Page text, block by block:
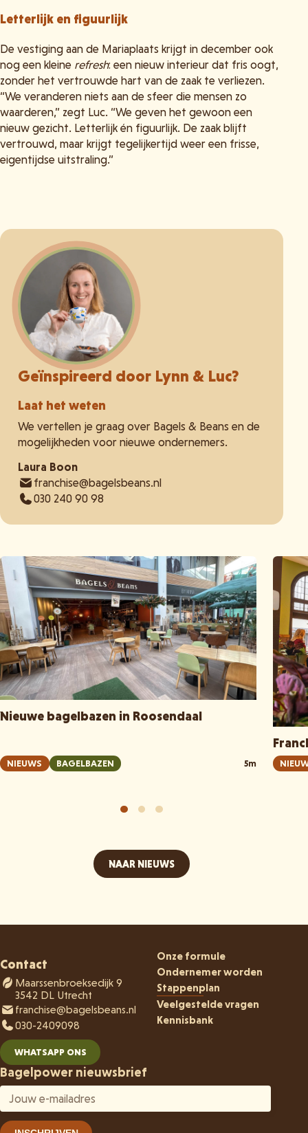
Letterlijk en figuurlijk
De vestiging aan de Mariaplaats krijgt in december ook
nog een kleine refresh: een nieuw interieur dat fris oogt,
zonder het vertrouwde hart van de zaak te verliezen.
“We veranderen niets aan de sfeer die mensen zo
waarderen,” zegt Luc. “We geven het gewoon een
nieuw gezicht. Letterlijk én figuurlijk. De zaak blijft
vertrouwd, maar krijgt tegelijkertijd weer een frisse,
eigentijdse uitstraling.”
Geïnspireerd door Lynn & Luc?
Laat het weten
We vertellen je graag over Bagels & Beans en de
mogelijkheden voor nieuwe ondernemers.
Laura Boon
franchise@bagelsbeans.nl
030 240 90 98
Nieuwe bagelbazen in Roosendaal
NIEUWS BAGELBAZEN 5m
NAAR NIEUWS
Contact
Maarssenbroeksedijk 9
3542 DL Utrecht
franchise@bagelsbeans.nl
030-2409098
WHATSAPP ONS
Onze formule
Ondernemer worden
Stappenplan
Veelgestelde vragen
Kennisbank
Bagelpower nieuwsbrief